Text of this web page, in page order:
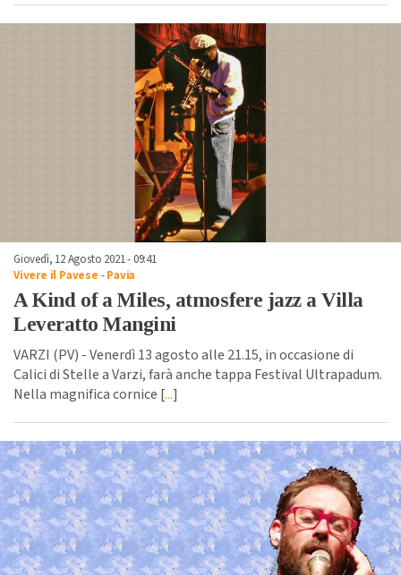
Giovedì, 12 Agosto 2021 - 09:41
Vivere il Pavese -Pavia
A Kind of a Miles, atmosfere jazz a Villa
Leveratto Mangini
VARZI (PV) - Venerdì 13 agosto alle 21.15, in occasione di
Calici di Stelle a Varzi, farà anche tappa Festival Ultrapadum.
Nella magnifica cornice [...]